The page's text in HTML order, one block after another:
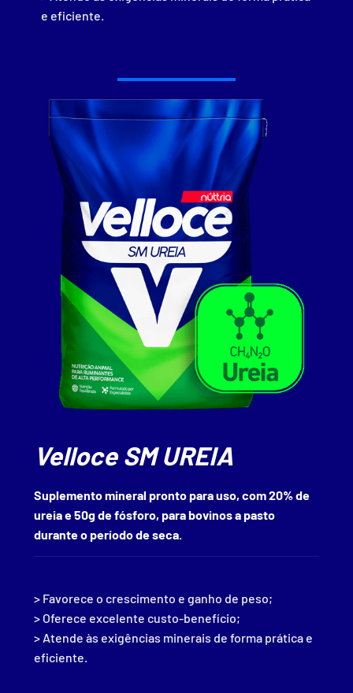
e eficiente.
Velloce SM UREIA
Suplemento mineral pronto para uso, com 20% de
ureia e 50g de fósforo, para bovinos a pasto
durante o período de seca.
> Favorece o crescimento e ganho de peso;
> Oferece excelente custo-benefício;
> Atende às exigências minerais de forma prática e
eficiente.